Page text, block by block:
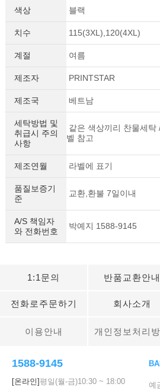
색상 블랙
치수 115(3XL),120(4XL)
계절 여름
제조자 PRINTSTAR
제조국 베트남
세탁방법 및
취급시 주의
사항
같은 색상끼리 찬물세
벨 참고
제조연월 라벨에 표기
품질보증기
준
교환,환불 7일이내
A/S 책임자
와 전화번호
박예지 1588-9145
1:1문의 반품교환안내
전화로주문하기 회사소개
이용안내 개인정보처리
1588-9145
[온라인]평일(월-금)10:30 ~ 18:00
예